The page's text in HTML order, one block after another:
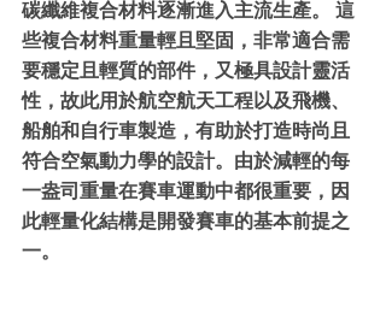
碳纖維複合材料逐漸進入主流生產。 這
些複合材料重量輕且堅固，非常適合需
要穩定且輕質的部件，又極具設計靈活
性，故此用於航空航天工程以及飛機、
船舶和自行車製造，有助於打造時尚且
符合空氣動力學的設計。由於減輕的每
一盎司重量在賽車運動中都很重要，因
此輕量化結構是開發賽車的基本前提之
一。